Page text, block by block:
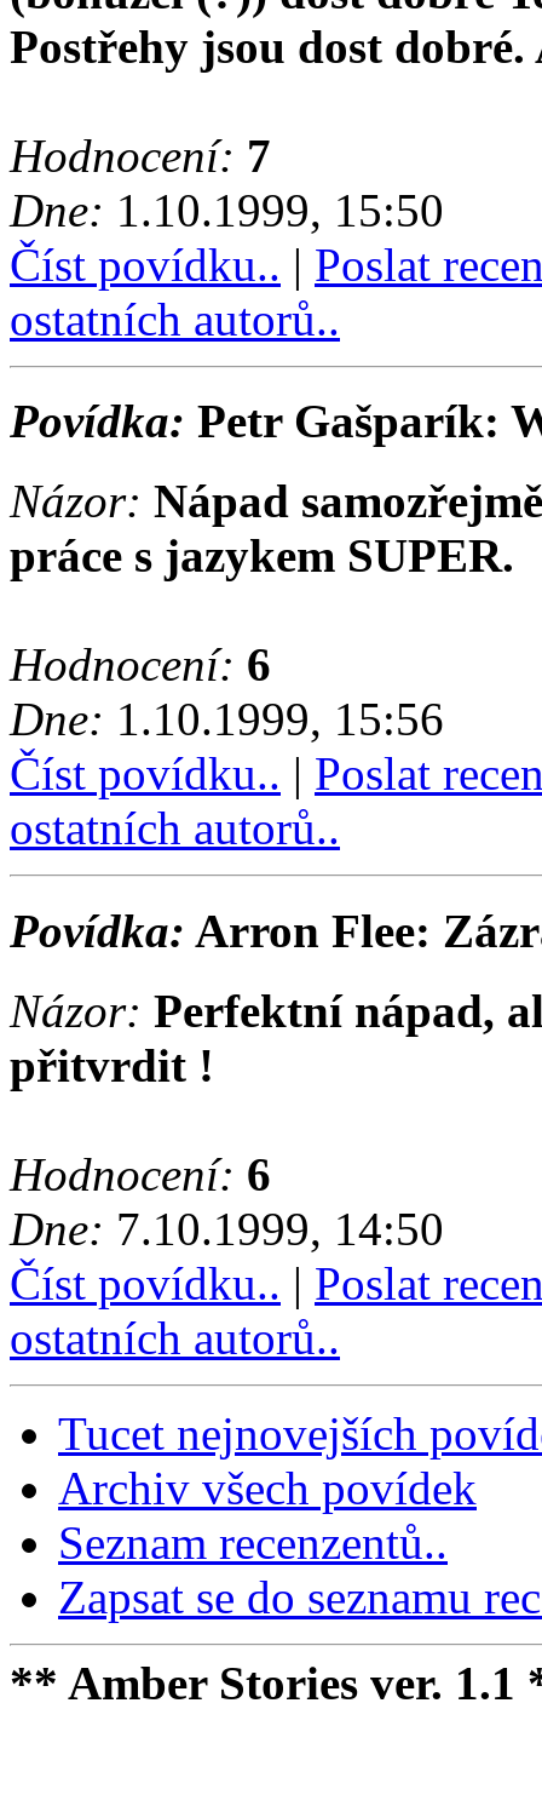
Postřehy jsou dost dobré.
Hodnocení: 7
Dne: 1.10.1999, 15:50
Číst povídku.. | Poslat
ostatních autorů..
Povídka: Petr Gašparík:
Názor: Nápad
práce s jazykem SUPER.
Hodnocení: 6
Dne: 1.10.1999, 15:56
Číst povídku.. | Poslat
ostatních autorů..
Povídka: Arron Flee:
Názor: Perfektní nápad,
přitvrdit !
Hodnocení: 6
Dne: 7.10.1999, 14:50
Číst povídku.. | Poslat
ostatních autorů..
Tucet nejnovejších
Archiv všech povídek
Seznam recenzentů..
Zapsat se do seznamu
** Amber Stories ver. 1.1